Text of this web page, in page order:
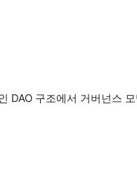
DAO 구조에서 거버넌스